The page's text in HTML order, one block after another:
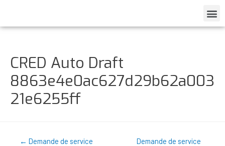
CRED Auto Draft
8863e4e0ac627d29b62a003
21e6255ff
← Demande de service
Demande de service